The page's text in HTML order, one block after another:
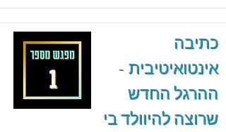
כתיבה
אינטואיטיבית -
ההרגל החדש
שרוצה להיוולד בי